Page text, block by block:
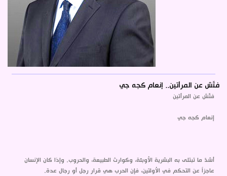
فتّش عن المرأتين.. إنعام كجه جي
فتّش عن المرأتين
إنعام كجه جي
أشدّ ما تبتلى به البشرية الأوبئة، وكوارث الطبيعة، والحروب. وإذا كان الإنسان
عاجزاً عن التحكم في الأولتين، فإن الحرب هي قرار رجل أو رجال عدة.